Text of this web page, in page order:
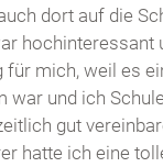
dort auf die
hochinteressant
für mich, weil es
war und ich
gut
hatte ich eine